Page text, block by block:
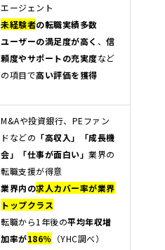
エージェント
未経験者の転職実績多数
ユーザーの満足度が高く 、 信
頼度やサポートの充実度など
の項目で高い評価を獲得
M&Aや投資銀行、PEファン
ドなどの 「高収入」「成長機
会」「仕事が面白い」 業界の
転職支援が得意
業界内の求人カバー率が業界
トップクラス
転職から1年後の平均年収増
加率が186％ （YHC調べ）